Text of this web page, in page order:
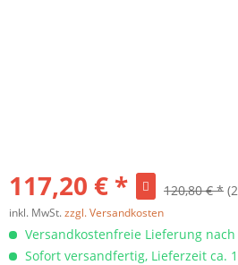
117,20 € * 120,80 € *
inkl. MwSt.zzgl. Versandkosten
Versandkostenfreie Lieferung
Sofort versandfertig, Lieferzeit ca.